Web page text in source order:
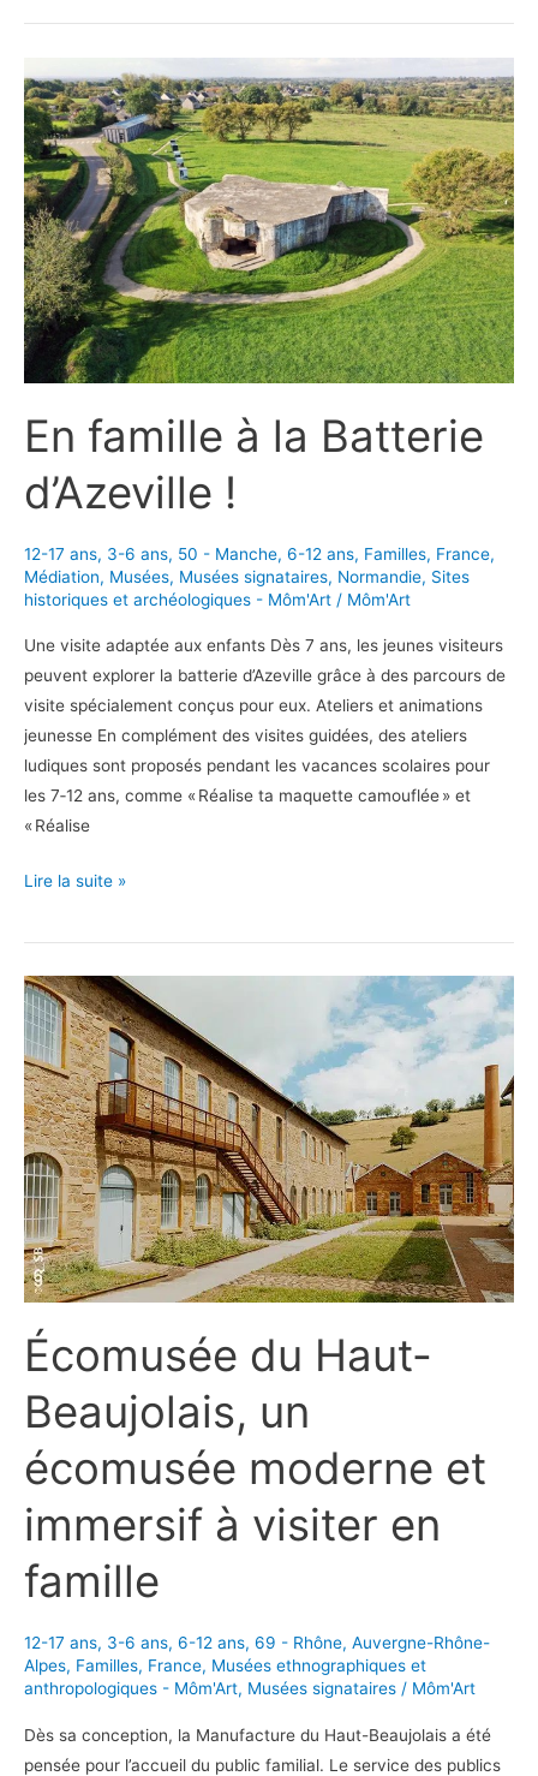
famille
Musée
de
la
fleur
d’Ollioules
et
de
l’olivier
En famille à la Batterie
d’Azeville !
12-17 ans, 3-6 ans, 50 - Manche, 6-12 ans, Familles, France,
Médiation, Musées, Musées signataires, Normandie, Sites
historiques et archéologiques - Môm'Art / Môm'Art
Une visite adaptée aux enfants Dès 7 ans, les jeunes visiteurs
peuvent explorer la batterie d’Azeville grâce à des parcours de
visite spécialement conçus pour eux. Ateliers et animations
jeunesse En complément des visites guidées, des ateliers
ludiques sont proposés pendant les vacances scolaires pour
les 7‑12 ans, comme « Réalise ta maquette camouflée » et
« Réalise
En
à
Batterie
d’Azeville
!
Lire la suite »
Écomusée du Haut-
Beaujolais, un
écomusée moderne et
immersif à visiter en
famille
12-17 ans, 3-6 ans, 6-12 ans, 69 - Rhône, Auvergne-Rhône-
Alpes, Familles, France, Musées ethnographiques et
anthropologiques - Môm'Art, Musées signataires / Môm'Art
Dès sa conception, la Manufacture du Haut-Beaujolais a été
pensée pour l’accueil du public familial. Le service des publics